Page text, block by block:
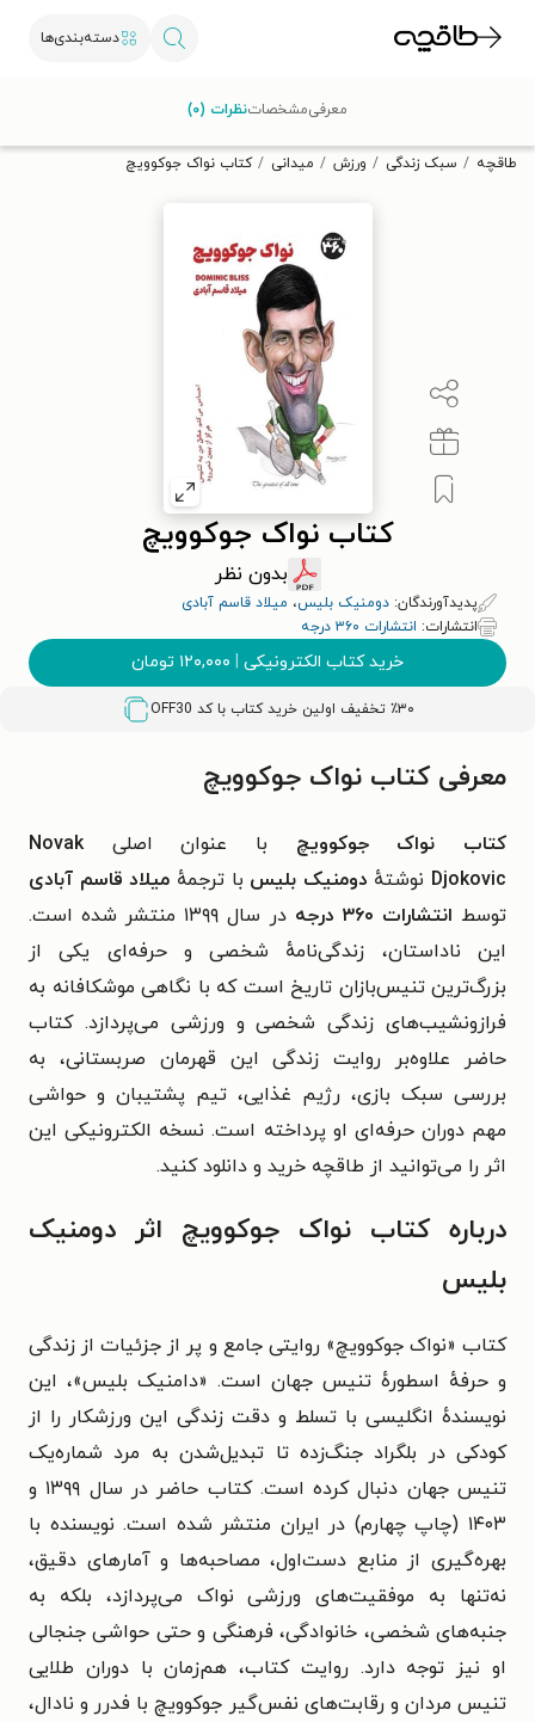
دسته‌بندی‌ها
تخفیف از طاقچه دریافت کن.
طاقچه سبک زندگی ورزش میدانی کتاب نواک جوکوویچ
کتاب نواک جوکوویچ
بدون نظر
پدیدآورندگان: دومنیک بلیس، میلاد قاسم آبادی
انتشارات: انتشارات ۳۶۰ درجه
خرید کتاب الکترونیکی | ۱۲۰,۰۰۰ تومان
٪۳۰ تخفیف اولین خرید کتاب با کد OFF30
معرفیمشخصاتنظرات (۰)
معرفی کتاب نواک جوکوویچ
کتاب نواک جوکوویچ با عنوان اصلیNovak
Djokovic نوشتهٔ دومنیک بلیس با ترجمهٔ میلاد قاسم آبادی
توسط انتشارات ۳۶۰ درجه
در سال ۱۳۹۹ منتشر شده است.
این ناداستان، زندگی‌نامهٔ شخصی و حرفه‌ای یکی از
بزرگ‌ترین تنیس‌بازان تاریخ است که با نگاهی موشکافانه به
فرازونشیب‌های زندگی شخصی و ورزشی می‌پردازد. کتاب
حاضر علاوه‌بر روایت زندگی این قهرمان صربستانی، به
بررسی سبک بازی، رژیم غذایی، تیم پشتیبان و حواشی
مهم دوران حرفه‌ای او پرداخته است. نسخه الکترونیکی این
اثر را می‌توانید از طاقچه خرید و دانلود کنید.
درباره کتاب نواک جوکوویچ اثر دومنیک
بلیس
کتاب «نواک جوکوویچ» روایتی جامع و پر از جزئیات از زندگی
و حرفهٔ اسطورهٔ تنیس جهان است. «دامنیک بلیس»، این
نویسندهٔ انگلیسی با تسلط و دقت زندگی این ورزشکار را از
کودکی در بلگراد جنگ‌زده تا تبدیل‌شدن به مرد شماره‌یک
تنیس جهان دنبال کرده است. کتاب حاضر در سال ۱۳۹۹ و
۱۴۰۳ (چاپ چهارم) در ایران منتشر شده است. نویسنده با
بهره‌گیری از منابع دست‌اول، مصاحبه‌ها و آمارهای دقیق،
نه‌تنها به موفقیت‌های ورزشی نواک می‌پردازد، بلکه به
جنبه‌های شخصی، خانوادگی، فرهنگی و حتی حواشی جنجالی
او نیز توجه دارد. روایت کتاب، هم‌زمان با دوران طلایی
تنیس مردان و رقابت‌های نفس‌گیر جوکوویچ با فدرر و نادال،